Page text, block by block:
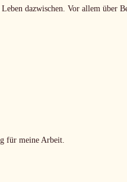
dazwischen. Vor allem über
für meine Arbeit.